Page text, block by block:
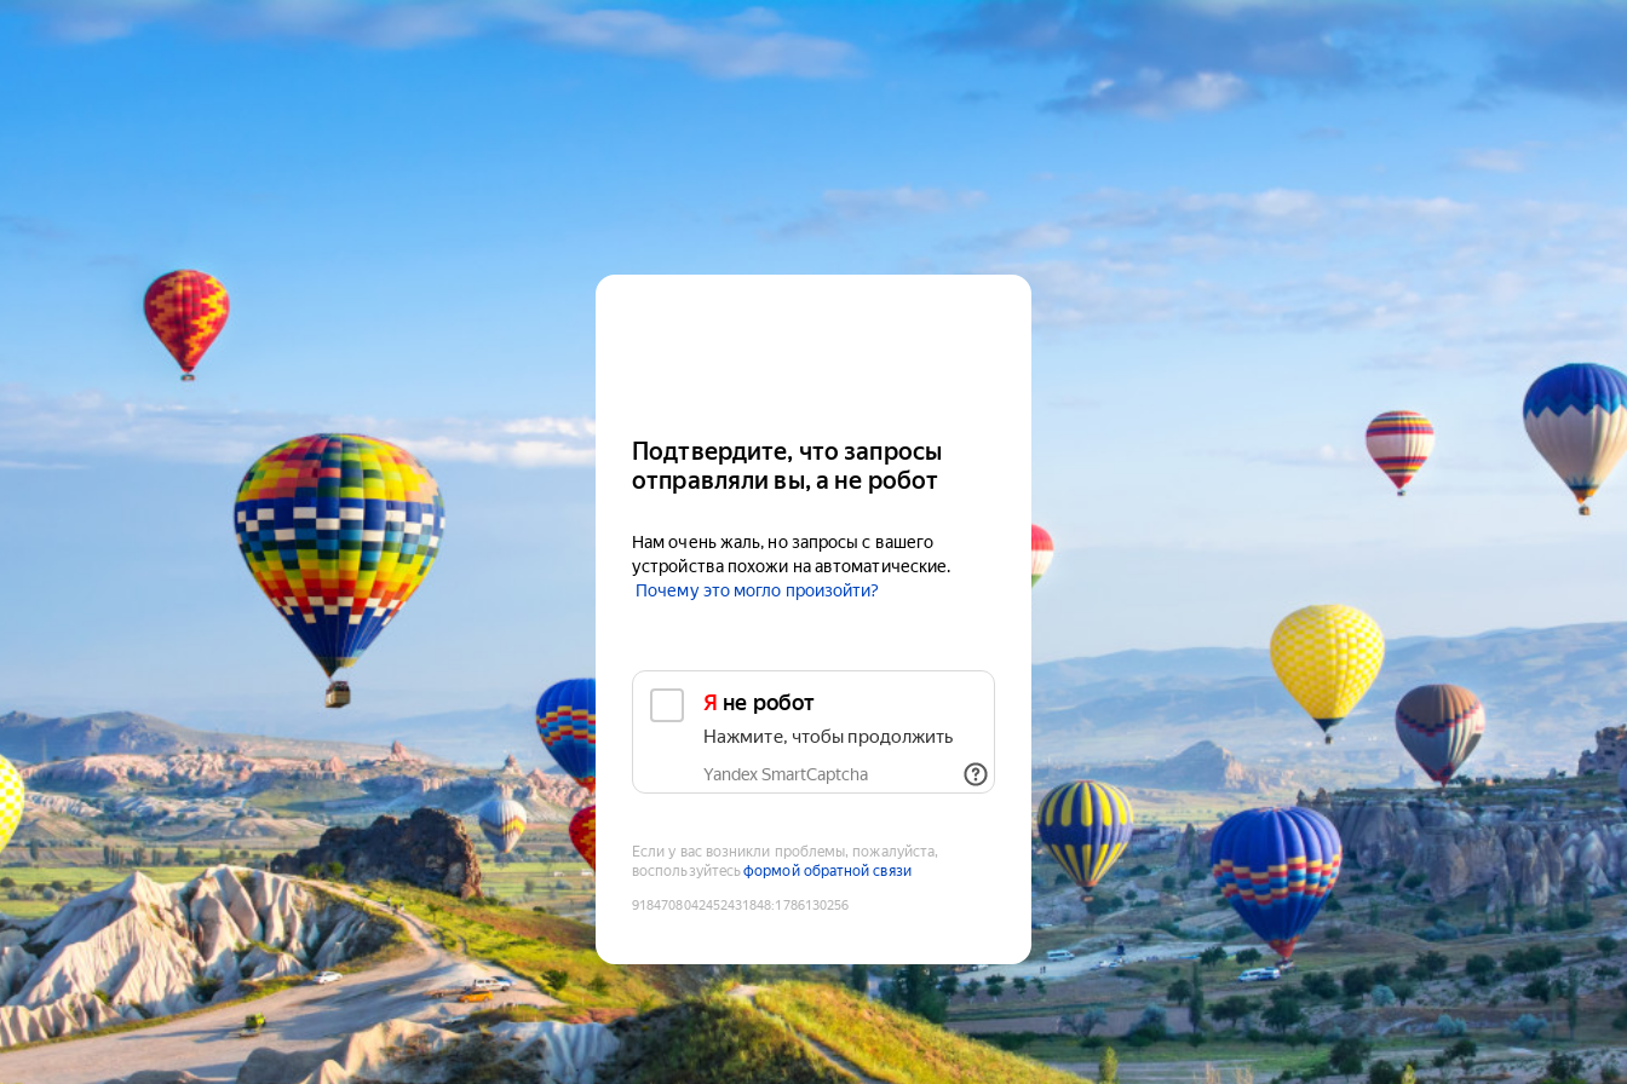
Подтвердите, что запросы
отправляли вы, а не робот
Нам очень жаль, но запросы с вашего
устройства похожи на автоматические.
Почему это могло произойти?
Я не робот
Нажмите, чтобы продолжить
Yandex SmartCaptcha
Если у вас возникли проблемы, пожалуйста,
воспользуйтесьформой обратной связи
9184708042452431848:1786130256